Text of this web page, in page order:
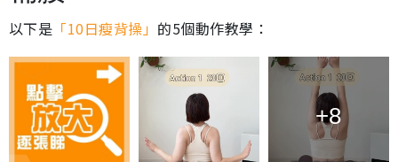
以下是 「10日瘦背操」 的5個動作教學：
+8